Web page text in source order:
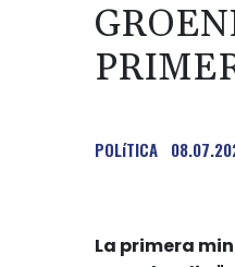
POLíTICA
La primera